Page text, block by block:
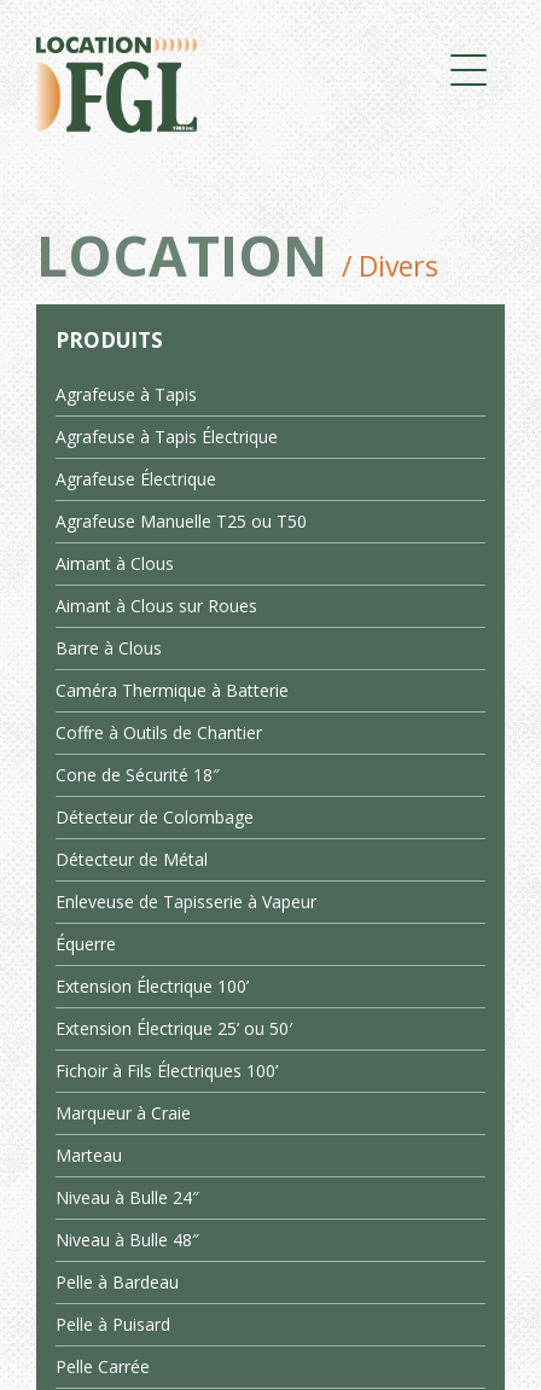
LOCATION / Divers
PRODUITS
Agrafeuse à Tapis
Agrafeuse à Tapis Électrique
Agrafeuse Électrique
Agrafeuse Manuelle T25 ou T50
Aimant à Clous
Aimant à Clous sur Roues
Barre à Clous
Caméra Thermique à Batterie
Coffre à Outils de Chantier
Cone de Sécurité 18″
Détecteur de Colombage
Détecteur de Métal
Enleveuse de Tapisserie à Vapeur
Équerre
Extension Électrique 100’
Extension Électrique 25’ ou 50′
Fichoir à Fils Électriques 100’
Marqueur à Craie
Marteau
Niveau à Bulle 24″
Niveau à Bulle 48″
Pelle à Bardeau
Pelle à Puisard
Pelle Carrée